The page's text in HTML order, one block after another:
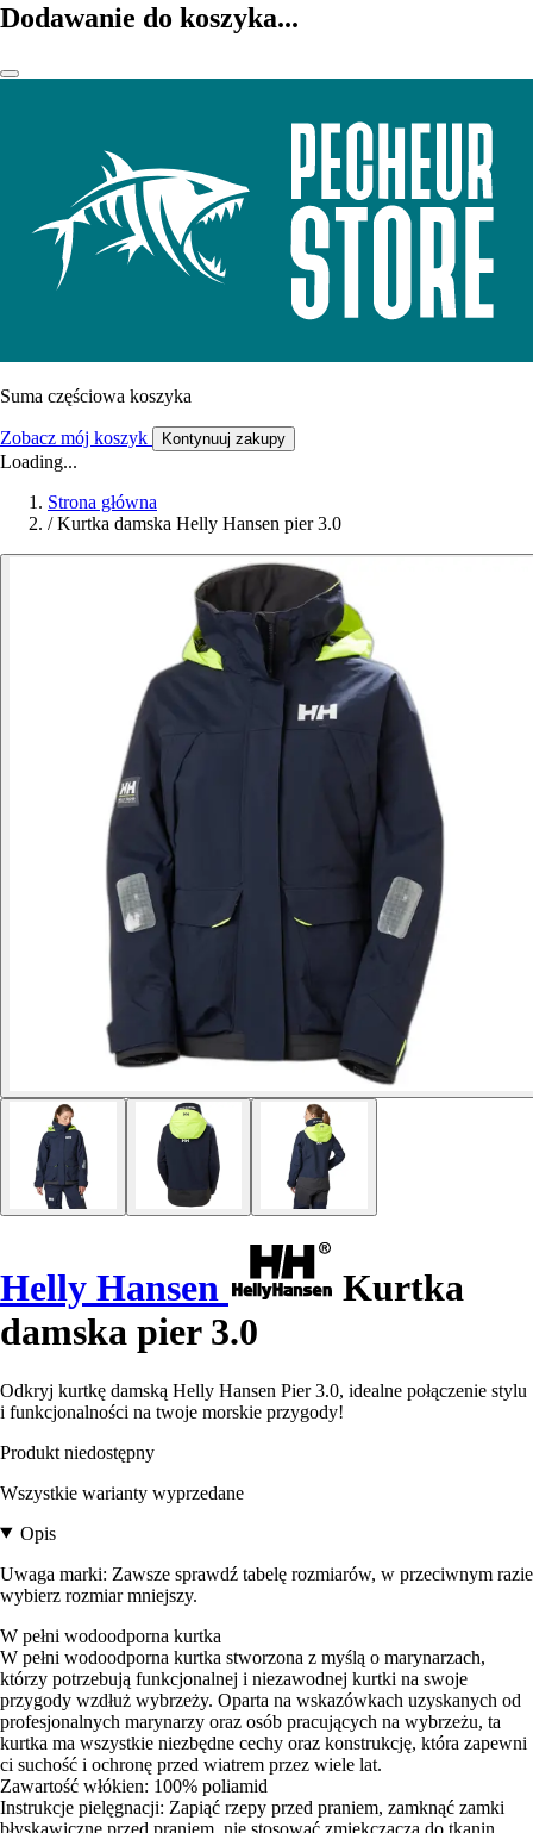
Dodawanie do koszyka...
Suma częściowa koszyka
Zobacz mój koszyk Kontynuuj zakupy
Loading...
Strona główna
/ Kurtka damska Helly Hansen pier 3.0
Helly Hansen
Kurtka
damska pier 3.0
Odkryj kurtkę damską Helly Hansen Pier 3.0, idealne połączenie stylu
i funkcjonalności na twoje morskie przygody!
Produkt niedostępny
Wszystkie warianty wyprzedane
Opis
Uwaga marki: Zawsze sprawdź tabelę rozmiarów, w przeciwnym razie
wybierz rozmiar mniejszy.
W pełni wodoodporna kurtka
W pełni wodoodporna kurtka stworzona z myślą o marynarzach,
którzy potrzebują funkcjonalnej i niezawodnej kurtki na swoje
przygody wzdłuż wybrzeży. Oparta na wskazówkach uzyskanych od
profesjonalnych marynarzy oraz osób pracujących na wybrzeżu, ta
kurtka ma wszystkie niezbędne cechy oraz konstrukcję, która zapewni
ci suchość i ochronę przed wiatrem przez wiele lat.
Zawartość włókien: 100% poliamid
Instrukcje pielęgnacji: Zapiąć rzepy przed praniem, zamknąć zamki
błyskawiczne przed praniem, nie stosować zmiękczacza do tkanin,